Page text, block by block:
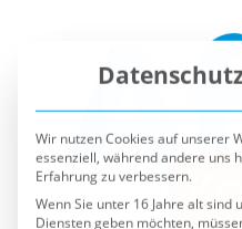
Wir nutzen Cookies auf unserer
essenziell, während andere uns
Erfahrung zu verbessern.
Wenn Sie unter 16 Jahre alt sind
Diensten geben möchten,
um Erlaubnis bitten.